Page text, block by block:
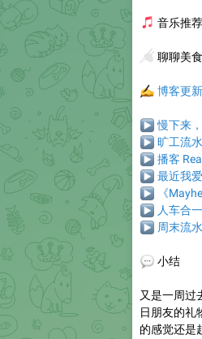
🎵音乐推荐
🥢聊聊美食
✍️博客更新
▶慢下来
▶旷工流
▶
播客
▶最近我
▶
《
▶人车合一
▶周末流
💬
小结
又是一周过
日朋友的礼
的感觉还是